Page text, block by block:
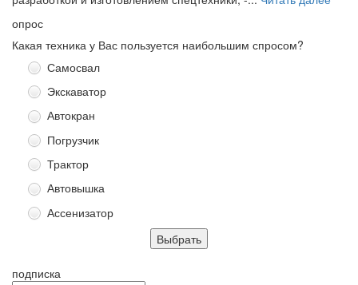
опрос
Какая техника у Вас пользуется наибольшим спросом?
Самосвал
Экскаватор
Автокран
Погрузчик
Трактор
Автовышка
Ассенизатор
подписка